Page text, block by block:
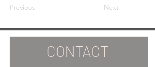
Previous Next
CONTACT